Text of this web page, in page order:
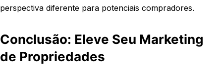
perspectiva diferente para potenciais compradores.
Conclusão: Eleve Seu Marketing
de Propriedades